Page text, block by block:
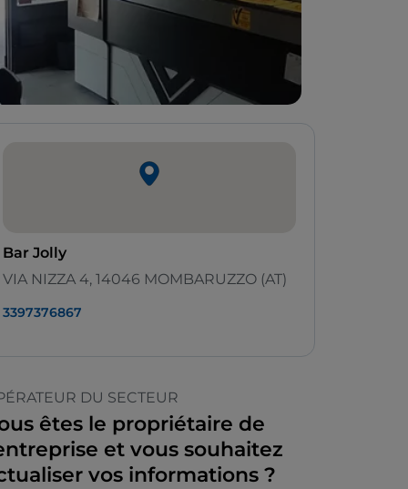
Bar Jolly
VIA NIZZA 4, 14046 MOMBARUZZO (AT)
3397376867
DU SECTEUR
êtes le propriétaire de
et vous souhaitez
vos informations ?